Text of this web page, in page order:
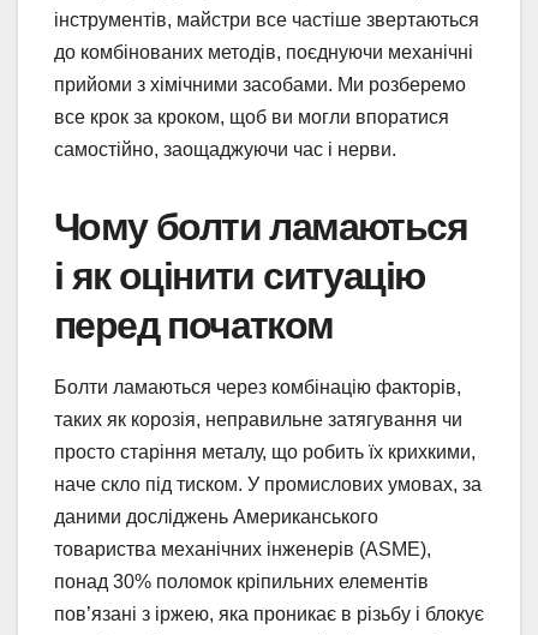
інструментів, майстри все частіше звертаються
до комбінованих методів, поєднуючи механічні
прийоми з хімічними засобами. Ми розберемо
все крок за кроком, щоб ви могли впоратися
самостійно, заощаджуючи час і нерви.
Чому болти ламаються
і як оцінити ситуацію
перед початком
Болти ламаються через комбінацію факторів,
таких як корозія, неправильне затягування чи
просто старіння металу, що робить їх крихкими,
наче скло під тиском. У промислових умовах, за
даними досліджень Американського
товариства механічних інженерів (ASME),
понад 30% поломок кріпильних елементів
пов’язані з іржею, яка проникає в різьбу і блокує